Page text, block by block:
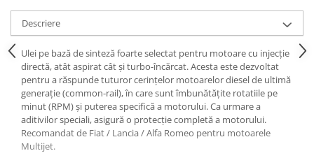
Descriere
Ulei pe bază de sinteză foarte selectat pentru motoare cu injecție
directă, atât aspirat cât și turbo-încărcat. Acesta este dezvoltat
pentru a răspunde tuturor cerințelor motoarelor diesel de ultimă
generație (common-rail), în care sunt îmbunătățite rotatiile pe
minut (RPM) și puterea specifică a motorului. Ca urmare a
aditivilor speciali, asigură o protecție completă a motorului.
Recomandat de Fiat / Lancia / Alfa Romeo pentru motoarele
Multijet.